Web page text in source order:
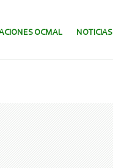
OCMAL NOTICIAS